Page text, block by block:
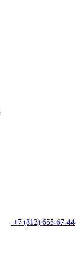
+7 (812) 655-67-44